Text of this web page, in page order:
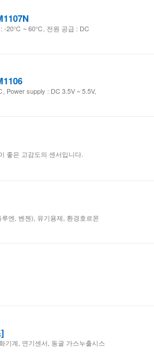
: -20℃ ~ 60℃, 전원 공급 : DC
supply : DC 3.5V ~ 5.5V,
좋은 고감도의 센서입니다.
엔, 벤젠), 유기용제, 환경호르몬
기계, 연기센서, 동굴 가스누출시스